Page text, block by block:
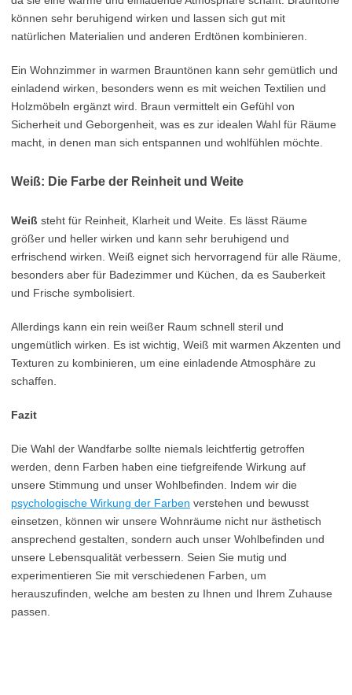
können sehr beruhigend wirken und lassen sich gut mit
natürlichen Materialien und anderen Erdtönen kombinieren.
Ein Wohnzimmer in warmen Brauntönen kann sehr gemütlich und
einladend wirken, besonders wenn es mit weichen Textilien und
Holzmöbeln ergänzt wird. Braun vermittelt ein Gefühl von
Sicherheit und Geborgenheit, was es zur idealen Wahl für Räume
macht, in denen man sich entspannen und wohlfühlen möchte.
Weiß: Die Farbe der Reinheit und Weite
Weiß steht für Reinheit, Klarheit und Weite. Es lässt Räume
größer und heller wirken und kann sehr beruhigend und
erfrischend wirken. Weiß eignet sich hervorragend für alle Räume,
besonders aber für Badezimmer und Küchen, da es Sauberkeit
und Frische symbolisiert.
Allerdings kann ein rein weißer Raum schnell steril und
ungemütlich wirken. Es ist wichtig, Weiß mit warmen Akzenten und
Texturen zu kombinieren, um eine einladende Atmosphäre zu
schaffen.
Fazit
Die Wahl der Wandfarbe sollte niemals leichtfertig getroffen
werden, denn Farben haben eine tiefgreifende Wirkung auf
unsere Stimmung und unser Wohlbefinden. Indem wir die
psychologische Wirkung der Farben verstehen und bewusst
einsetzen, können wir unsere Wohnräume nicht nur ästhetisch
ansprechend gestalten, sondern auch unser Wohlbefinden und
unsere Lebensqualität verbessern. Seien Sie mutig und
experimentieren Sie mit verschiedenen Farben, um
herauszufinden, welche am besten zu Ihnen und Ihrem Zuhause
passen.